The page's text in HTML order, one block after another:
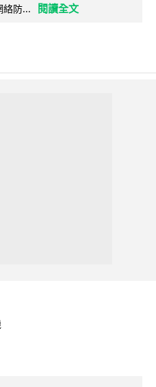
絡防...
閱讀全文